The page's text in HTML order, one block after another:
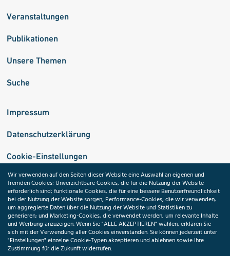
Veranstaltungen
Publikationen
Unsere Themen
Suche
Impressum
Datenschutzerklärung
Cookie-Einstellungen
Medizininformatik-Initiative
ToolPool Gesundheitsforschung
Wir verwenden auf den Seiten dieser Website eine Auswahl an eigenen und
fremden Cookies: Unverzichtbare Cookies, die für die Nutzung der Website
erforderlich sind; funktionale Cookies, die für eine bessere Benutzerfreundlichkeit
bei der Nutzung der Website sorgen; Performance-Cookies, die wir verwenden,
um aggregierte Daten über die Nutzung der Website und Statistiken zu
generieren; und Marketing-Cookies, die verwendet werden, um relevante Inhalte
und Werbung anzuzeigen. Wenn Sie "ALLE AKZEPTIEREN" wählen, erklären Sie
sich mit der Verwendung aller Cookies einverstanden. Sie können jederzeit unter
"Einstellungen" einzelne Cookie-Typen akzeptieren und ablehnen sowie Ihre
Zustimmung für die Zukunft widerrufen.